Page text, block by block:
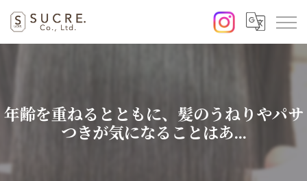
年齢を重ねるとともに、髪のうねりやパサ
つきが気になることはあ...